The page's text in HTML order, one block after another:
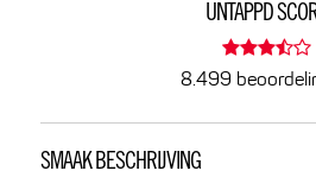
UNTAPPD
8.499
SMAAK BESCHRIJVING